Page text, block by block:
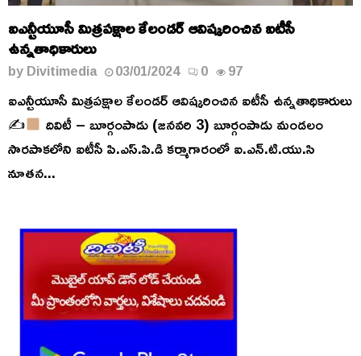
ఐఎన్టీయూసీ మిత్రపక్షాల కేలండర్ ఆవిష్కరించిన ఐటీసీ
ఉన్నతాధికారులు
byDivitimedia 03/01/2024 0 97
ఐఎన్టీయూసీ మిత్రపక్షాల కేలండర్ ఆవిష్కరించిన ఐటీసీ ఉన్నతాధికారులు
✍
దివిటీ – బూర్గంపాడు (జనవరి 3) బూర్గంపాడు మండలం
సారపాకలోని ఐటీసీ పి.ఎస్.పి.డి కర్మాగారంలో ఐ.ఎన్.టి.యు.సి
నూతన...